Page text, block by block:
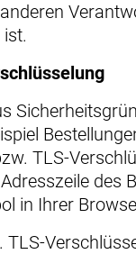
TLS-
des
in Ihrer
TLS-